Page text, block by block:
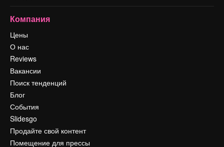
Компания
Цены
О нас
Reviews
Вакансии
Поиск тенденций
Блог
События
Slidesgo
Продайте свой контент
Помещение для прессы